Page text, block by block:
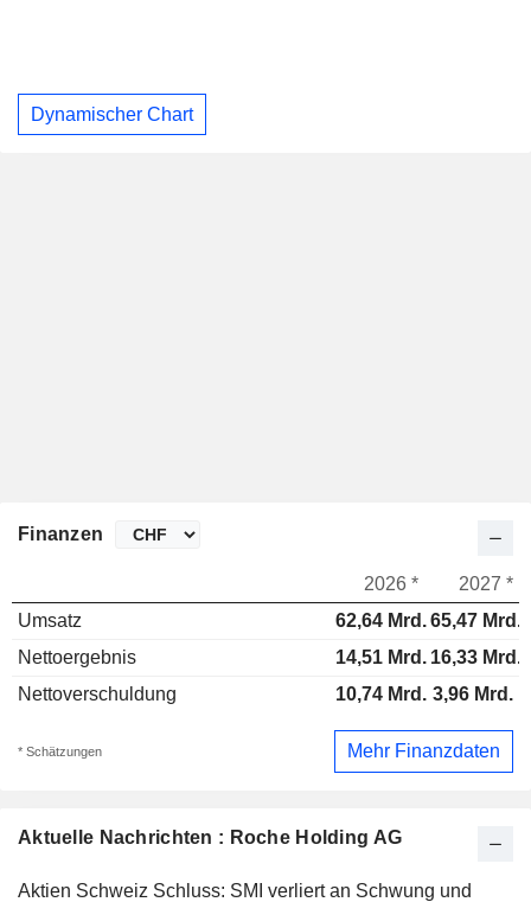
Dynamischer Chart
Aktuelle Nachrichten : Roche Holding AG
Aktien Schweiz Schluss: SMI verliert an Schwung und
Finanzen
2026 *
2027 *
Umsatz
62,64 Mrd.65,47 Mrd.
Nettoergebnis
14,51 Mrd. 16,33 Mrd.
Nettoverschuldung
10,74 Mrd. 3,96 Mrd.
* Schätzungen Mehr Finanzdaten